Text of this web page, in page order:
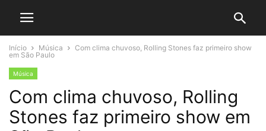
Início Música
Com clima chuvoso, Rolling Stones faz primeiro show
em São Paulo
Música
Com clima chuvoso, Rolling
Stones faz primeiro show em